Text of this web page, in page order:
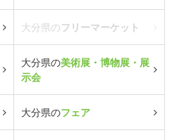
大分県のフリーマーケット
大分県の美術展・博物展・展
示会
大分県のフェア